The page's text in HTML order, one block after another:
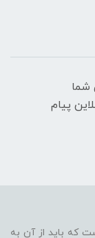
پاسخگوی شما
پیام
که باید از آن به